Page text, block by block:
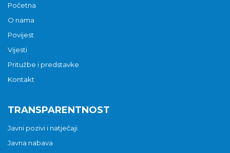
Početna
O nama
Povijest
Vijesti
Pritužbe i predstavke
Kontakt
TRANSPARENTNOST
Javni pozivi i natječaji
Javna nabava